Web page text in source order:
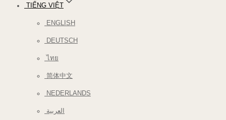
TIẾNG VIỆT
ENGLISH
DEUTSCH
ไทย
简体中文
NEDERLANDS
العربية